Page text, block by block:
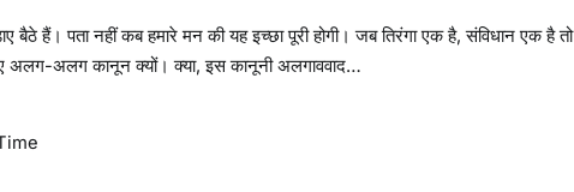
बैठे हैं। पता नहीं कब हमारे मन की यह इच्छा पूरी होगी। जब तिरंगा एक है, संविधान एक है तो
अलग-अलग कानून क्यों। क्या, इस कानूनी अलगाववाद…